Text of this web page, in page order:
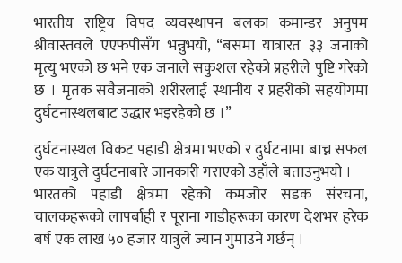
भारतीय राष्ट्रिय विपद व्यवस्थापन बलका कमान्डर अनुपम
श्रीवास्तवले एएफपीसँग भन्नुभयो, “बसमा यात्रारत ३३ जनाको
मृत्यु भएको छ भने एक जनाले सकुशल रहेको प्रहरीले पुष्टि गरेको
छ । मृतक सवैजनाको शरीरलाई स्थानीय र प्रहरीको सहयोगमा
दुर्घटनास्थलबाट उद्धार भइरहेको छ ।”
दुर्घटनास्थल विकट पहाडी क्षेत्रमा भएको र दुर्घटनामा बाच्न सफल
एक यात्रुले दुर्घटनाबारे जानकारी गराएको उहाँले बताउनुभयो ।
भारतको पहाडी क्षेत्रमा रहेको कमजोर सडक संरचना,
चालकहरूको लापर्बाही र पूराना गाडीहरूका कारण देशभर हरेक
बर्ष एक लाख ५० हजार यात्रुले ज्यान गुमाउने गर्छन् ।